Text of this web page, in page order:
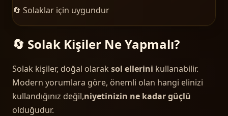
🔄 Solaklar için uygundur
🔄 Solak Kişiler Ne Yapmalı?
Solak kişiler, doğal olaraksol ellerini kullanabilir.
Modern yorumlara göre, önemli olan hangi elinizi
kullandığınız değil,niyetinizin ne kadar güçlü
olduğudur.